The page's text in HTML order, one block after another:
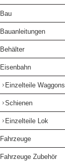
Bau
Bauanleitungen
Behälter
Eisenbahn
Einzelteile Waggons
Schienen
Einzelteile Lok
Fahrzeuge
Fahrzeuge Zubehör